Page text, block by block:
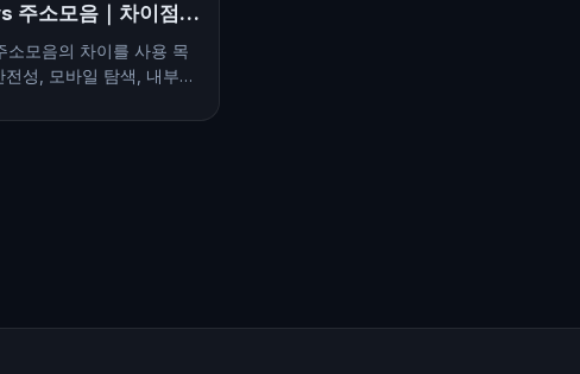
주소모음｜차이점,
전에 확인할 기준
소모음의 차이를 사용 목
성, 모바일 탐색, 내부링
니다.